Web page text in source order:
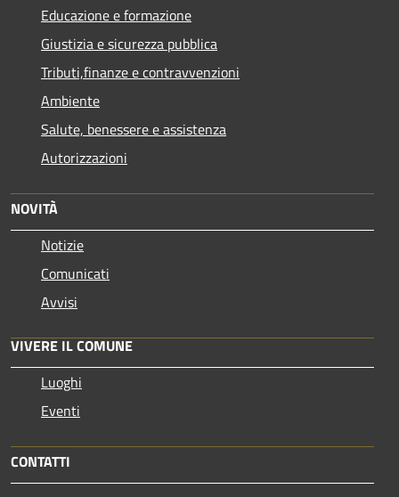
Educazione e formazione
Giustizia e sicurezza pubblica
Tributi,finanze e contravvenzioni
Ambiente
Salute, benessere e assistenza
Autorizzazioni
NOVITÀ
Notizie
Comunicati
Avvisi
VIVERE IL COMUNE
Luoghi
Eventi
CONTATTI